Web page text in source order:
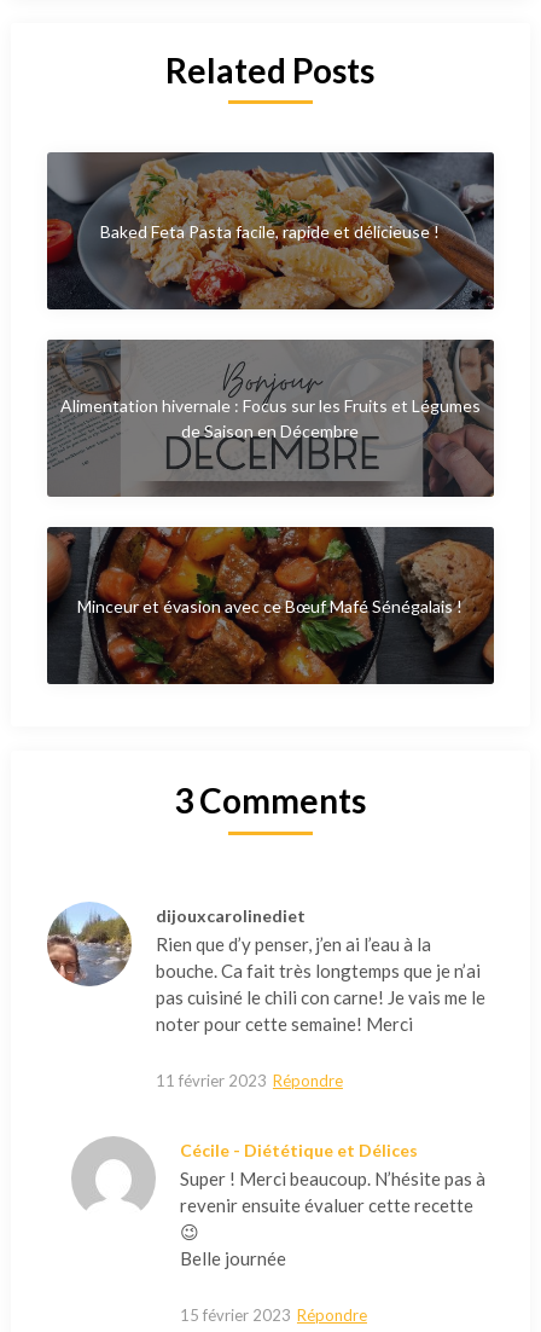
Related Posts
Baked Feta Pasta facile, rapide et délicieuse !
Alimentation hivernale : Focus sur les Fruits et Légumes
de Saison en Décembre
Minceur et évasion avec ce Bœuf Mafé Sénégalais !
3 Comments
dijouxcarolinediet
Rien que d’y penser, j’en ai l’eau à la
bouche. Ca fait très longtemps que je n’ai
pas cuisiné le chili con carne! Je vais me le
noter pour cette semaine! Merci
11 février 2023 Répondre
Cécile - Diététique et Délices
Super ! Merci beaucoup. N’hésite pas à
revenir ensuite évaluer cette recette
😉
Belle journée
15 février 2023 Répondre